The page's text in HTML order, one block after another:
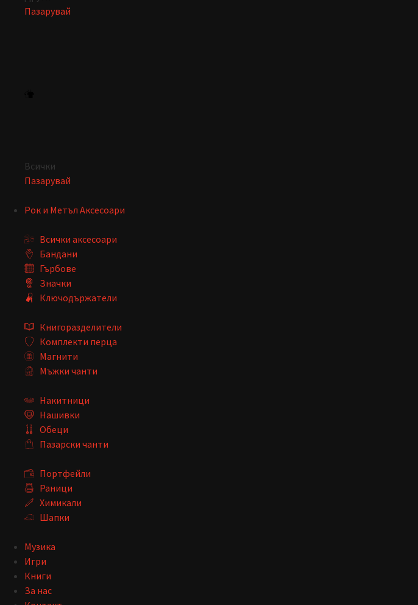
Пазарувай
Всички
Пазарувай
Рок и Метъл Аксесоари
Всички аксесоари
Бандани
Гърбове
Значки
Ключодържатели
Книгоразделители
Комплекти перца
Магнити
Мъжки чанти
Накитници
Нашивки
Обеци
Пазарски чанти
Портфейли
Раници
Химикали
Шапки
Музика
Игри
Книги
За нас